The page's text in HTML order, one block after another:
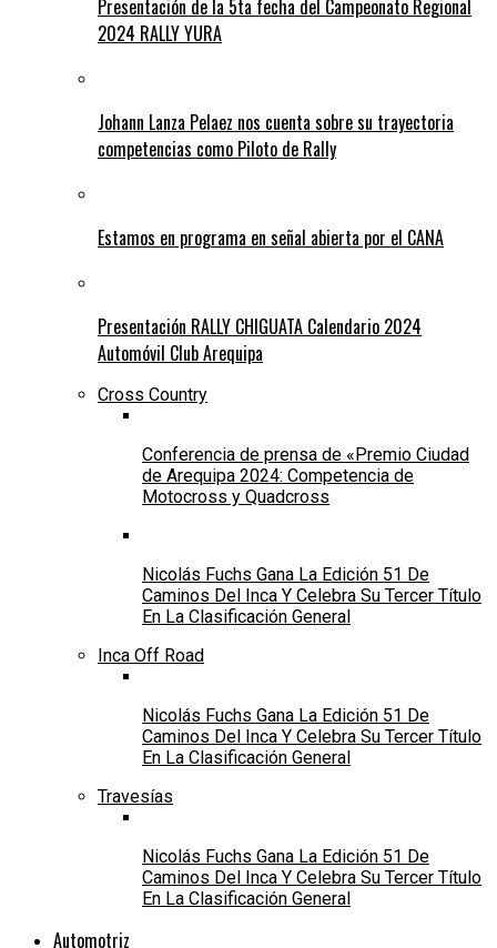
Presentación de la 5ta fecha del Campeonato Regional
2024 RALLY YURA
Johann Lanza Pelaez nos cuenta sobre su trayectoria
competencias como Piloto de Rally
Estamos en programa en señal abierta por el CANA
Presentación RALLY CHIGUATA Calendario 2024
Automóvil Club Arequipa
Cross Country
Conferencia de prensa de «Premio Ciudad
de Arequipa 2024: Competencia de
Motocross y Quadcross
Nicolás Fuchs Gana La Edición 51 De
Caminos Del Inca Y Celebra Su Tercer Título
En La Clasificación General
Inca Off Road
Nicolás Fuchs Gana La Edición 51 De
Caminos Del Inca Y Celebra Su Tercer Título
En La Clasificación General
Travesías
Nicolás Fuchs Gana La Edición 51 De
Caminos Del Inca Y Celebra Su Tercer Título
En La Clasificación General
Automotriz